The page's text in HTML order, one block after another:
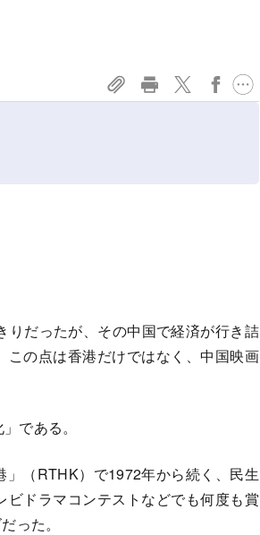
だったが、その中国で経済が行き詰
この点は香港だけではなく、中国映画
である。
」（RTHK）で1972年から続く、民生
ドラマコンテストなどでも何度も賞
った。